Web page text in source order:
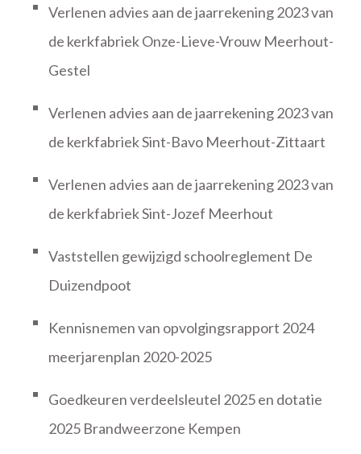
Verlenen advies aan de jaarrekening 2023 van
de kerkfabriek Onze-Lieve-Vrouw Meerhout-
Gestel
Verlenen advies aan de jaarrekening 2023 van
de kerkfabriek Sint-Bavo Meerhout-Zittaart
Verlenen advies aan de jaarrekening 2023 van
de kerkfabriek Sint-Jozef Meerhout
Vaststellen gewijzigd schoolreglement De
Duizendpoot
Kennisnemen van opvolgingsrapport 2024
meerjarenplan 2020-2025
Goedkeuren verdeelsleutel 2025 en dotatie
2025 Brandweerzone Kempen